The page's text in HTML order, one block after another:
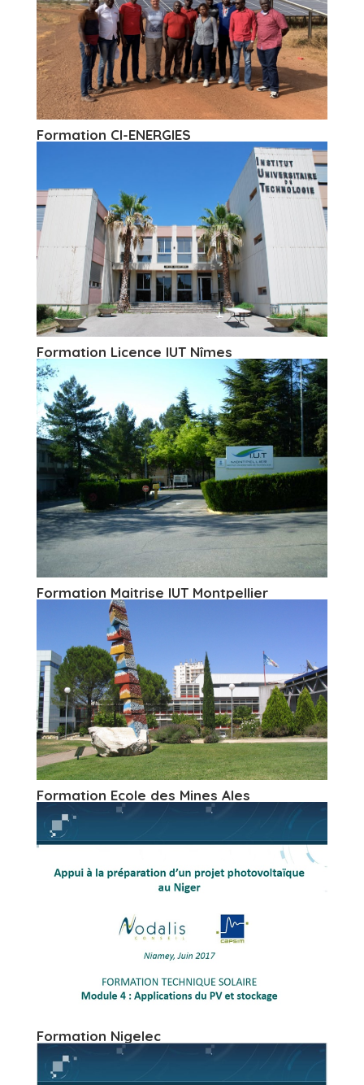
Formation CI-ENERGIES
Formation Licence IUT Nîmes
Formation Maitrise IUT Montpellier
Formation Ecole des Mines Ales
Formation Nigelec